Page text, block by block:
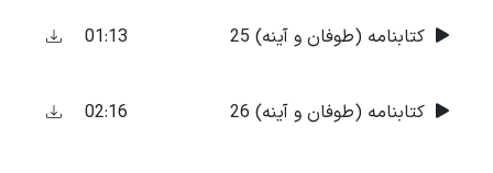
کتابنامه (طوفان و آینه) 25 01:13
کتابنامه (طوفان و آینه) 26 02:16